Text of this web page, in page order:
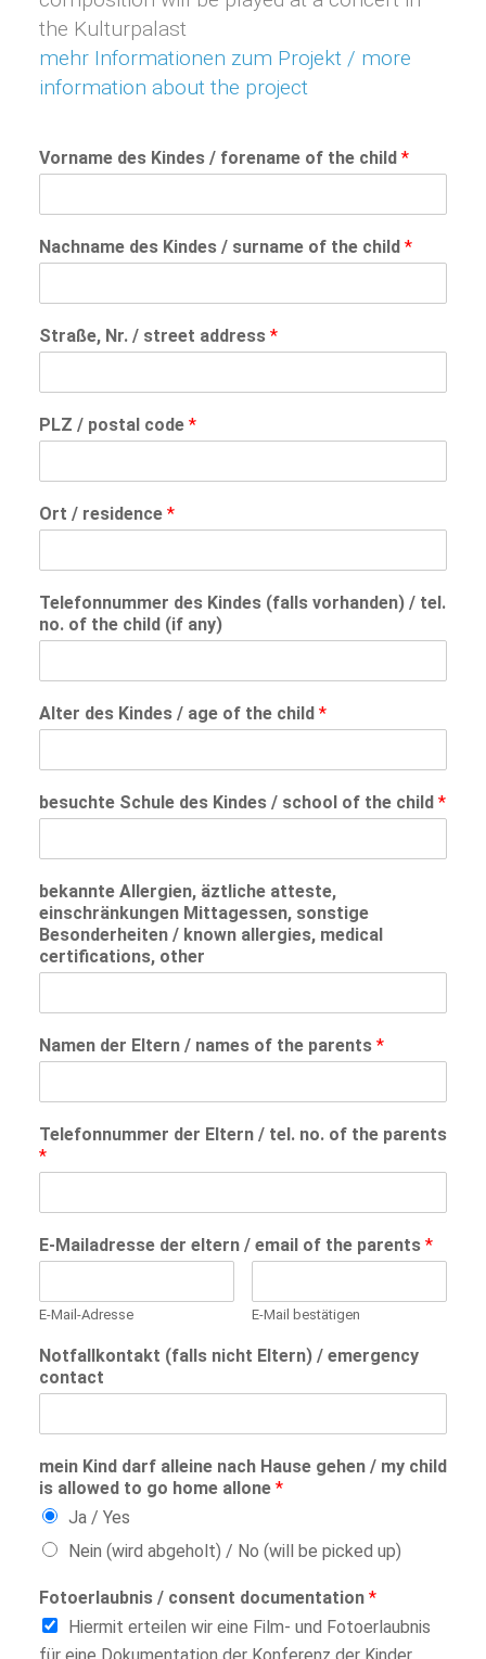
the Kulturpalast
mehr Informationen zum Projekt / more
information about the project
Vorname des Kindes / forename of the child *
Nachname des Kindes / surname of the child *
Straße, Nr. / street address *
PLZ / postal code *
Ort / residence *
Telefonnummer des Kindes (falls vorhanden) / tel.
no. of the child (if any)
Alter des Kindes / age of the child *
besuchte Schule des Kindes / school of the child *
bekannte Allergien, äztliche atteste,
einschränkungen Mittagessen, sonstige
Besonderheiten / known allergies, medical
certifications, other
Namen der Eltern / names of the parents *
Telefonnummer der Eltern / tel. no. of the parents
*
E-Mailadresse der eltern / email of the parents *
E-Mail-Adresse E-Mail bestätigen
Notfallkontakt (falls nicht Eltern) / emergency
contact
mein Kind darf alleine nach Hause gehen / my child
is allowed to go home allone *
Ja / Yes
Nein (wird abgeholt) / No (will be picked up)
Fotoerlaubnis / consent documentation *
Hiermit erteilen wir eine Film- und Fotoerlaubnis